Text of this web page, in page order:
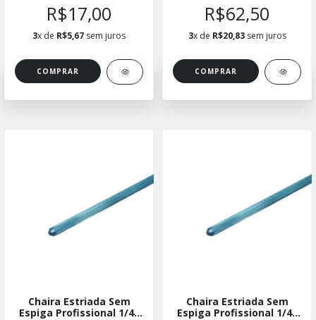
R$17,00
3x de R$5,67 sem juros
R$62,50
3x de R$20,83sem juros
Chaira Estriada Sem
Espiga Profissional 1/4"
Chaira Estriada Sem
Espiga Profissional 1/4"